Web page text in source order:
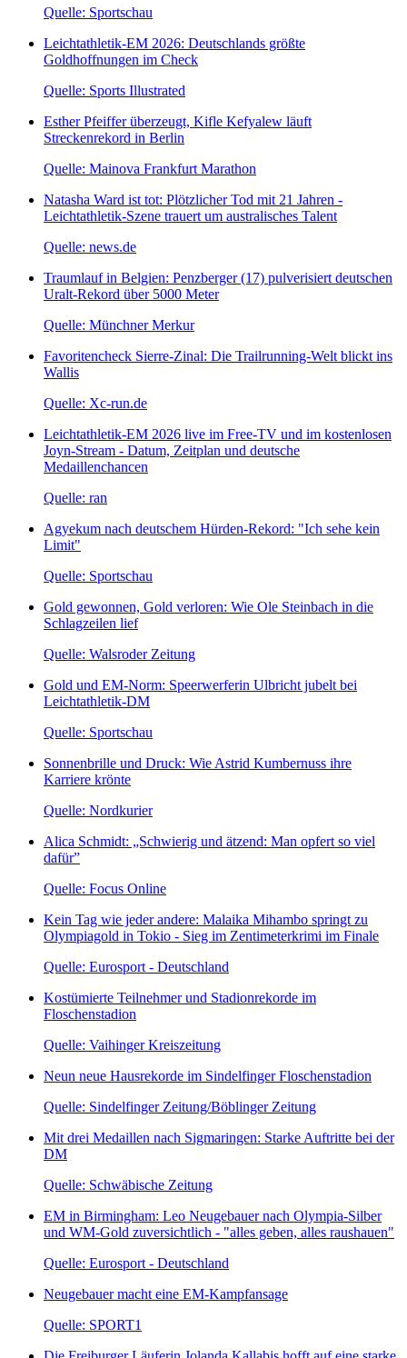
Quelle: Sportschau
Leichtathletik-EM 2026: Deutschlands größte
Goldhoffnungen im Check
Quelle: Sports Illustrated
Esther Pfeiffer überzeugt, Kifle Kefyalew läuft
Streckenrekord in Berlin
Quelle: Mainova Frankfurt Marathon
Natasha Ward ist tot: Plötzlicher Tod mit 21 Jahren -
Leichtathletik-Szene trauert um australisches Talent
Quelle: news.de
Traumlauf in Belgien: Penzberger (17) pulverisiert deutschen
Uralt-Rekord über 5000 Meter
Quelle: Münchner Merkur
Favoritencheck Sierre-Zinal: Die Trailrunning-Welt blickt ins
Wallis
Quelle: Xc-run.de
Leichtathletik-EM 2026 live im Free-TV und im kostenlosen
Joyn-Stream - Datum, Zeitplan und deutsche
Medaillenchancen
Quelle: ran
Agyekum nach deutschem Hürden-Rekord: "Ich sehe kein
Limit"
Quelle: Sportschau
Gold gewonnen, Gold verloren: Wie Ole Steinbach in die
Schlagzeilen lief
Quelle: Walsroder Zeitung
Gold und EM-Norm: Speerwerferin Ulbricht jubelt bei
Leichtathletik-DM
Quelle: Sportschau
Sonnenbrille und Druck: Wie Astrid Kumbernuss ihre
Karriere krönte
Quelle: Nordkurier
Alica Schmidt: „Schwierig und ätzend: Man opfert so viel
dafür”
Quelle: Focus Online
Kein Tag wie jeder andere: Malaika Mihambo springt zu
Olympiagold in Tokio - Sieg im Zentimeterkrimi im Finale
Quelle: Eurosport - Deutschland
Kostümierte Teilnehmer und Stadionrekorde im
Floschenstadion
Quelle: Vaihinger Kreiszeitung
Neun neue Hausrekorde im Sindelfinger Floschenstadion
Quelle: Sindelfinger Zeitung/Böblinger Zeitung
Mit drei Medaillen nach Sigmaringen: Starke Auftritte bei der
DM
Quelle: Schwäbische Zeitung
EM in Birmingham: Leo Neugebauer nach Olympia-Silber
und WM-Gold zuversichtlich - "alles geben, alles raushauen"
Quelle: Eurosport - Deutschland
Neugebauer macht eine EM-Kampfansage
Quelle: SPORT1